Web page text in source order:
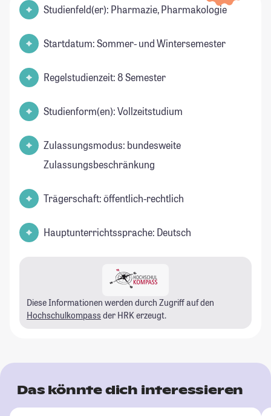
Studienfeld(er): Pharmazie, Pharmakologie
Startdatum: Sommer- und Wintersemester
Regelstudienzeit: 8 Semester
Studienform(en): Vollzeitstudium
Zulassungsmodus: bundesweite
Zulassungsbeschränkung
Trägerschaft: öffentlich-rechtlich
Hauptunterrichtssprache: Deutsch
Diese Informationen werden durch Zugriff auf den
Hochschulkompass der HRK erzeugt.
Das könnte dich interessieren